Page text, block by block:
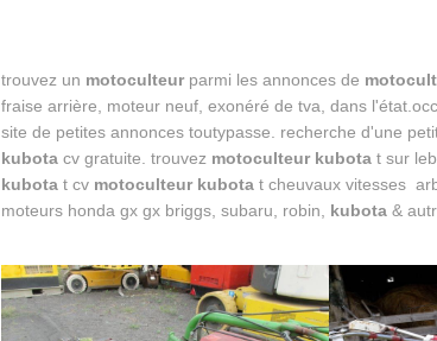
trouvez un motoculteurparmi les annonces de
fraise arrière, moteur neuf, exonéré de tva, dans
site de petites annonces toutypasse. recherche d'une
kubotacv gratuite. trouvez motoculteur kubotat sur
kubotat cv motoculteur kubotat cheuvaux vitesses
moteurs honda gx gx briggs, subaru, robin, kubota&